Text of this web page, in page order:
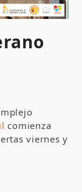
comienza
viernes y